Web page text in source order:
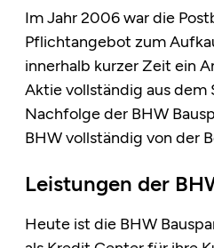
Im Jahr 2006 war die
Pflichtangebot zum
innerhalb kurzer Zeit ein
Aktie vollständig aus
Nachfolge der BHW
BHW vollständig von der
Leistungen der
Heute ist die BHW